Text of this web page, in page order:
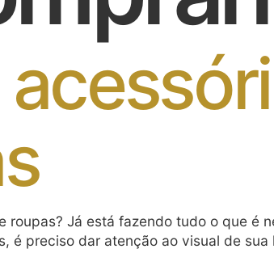
roupas? Já está fazendo tudo o que é
é preciso dar atenção ao visual de